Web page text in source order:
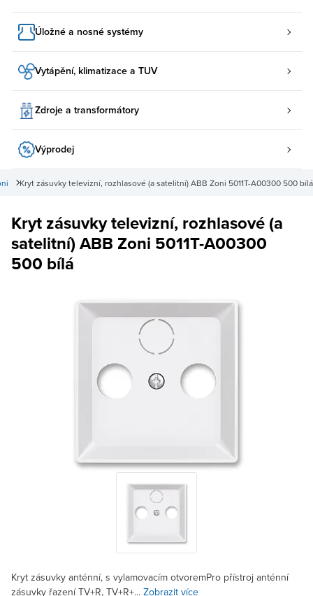
Úložné a nosné systémy
Vytápění, klimatizace a TUV
Zdroje a transformátory
Výprodej
Kryt zásuvky televizní, rozhlasové (a satelitní) ABB Zoni 5011T-A00300 500 bílá
Kryt zásuvky televizní, rozhlasové (a
satelitní) ABB Zoni 5011T-A00300
500 bílá
Kryt zásuvky anténní, s vylamovacím otvoremPro přístroj anténní
zásuvky řazení TV+R, TV+R+... Zobrazit více